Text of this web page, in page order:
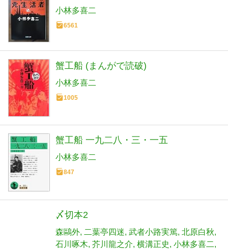
小林多喜二
6561
蟹工船 (まんがで読破)
小林多喜二
1005
蟹工船 一九二八・三・一五
小林多喜二
847
〆切本2
森鷗外 二葉亭四迷 武者小路実篤 北原白秋
石川啄木 芥川龍之介 横溝正史 小林多喜二